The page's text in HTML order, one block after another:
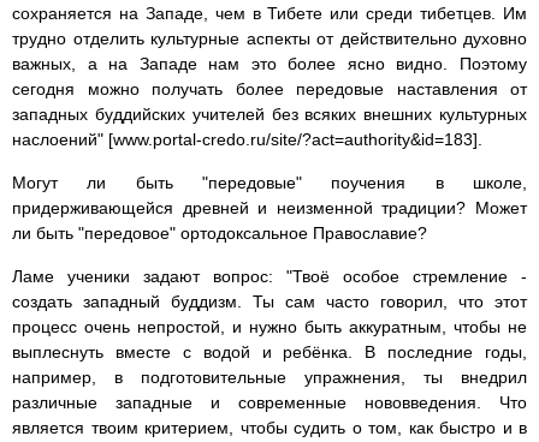
сохраняется на Западе, чем в Тибете или среди тибетцев. Им
трудно отделить культурные аспекты от действительно духовно
важных, а на Западе нам это более ясно видно. Поэтому
сегодня можно получать более передовые наставления от
западных буддийских учителей без всяких внешних культурных
наслоений" [www.portal-credo.ru/site/?act=authority&id=183].
Могут ли быть "передовые" поучения в школе,
придерживающейся древней и неизменной традиции? Может
ли быть "передовое" ортодоксальное Православие?
Ламе ученики задают вопрос: "Твоё особое стремление -
создать западный буддизм. Ты сам часто говорил, что этот
процесс очень непростой, и нужно быть аккуратным, чтобы не
выплеснуть вместе с водой и ребёнка. В последние годы,
например, в подготовительные упражнения, ты внедрил
различные западные и современные нововведения. Что
является твоим критерием, чтобы судить о том, как быстро и в